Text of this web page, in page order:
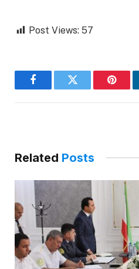
Post Views: 57
FacebookTwitter
Related Posts